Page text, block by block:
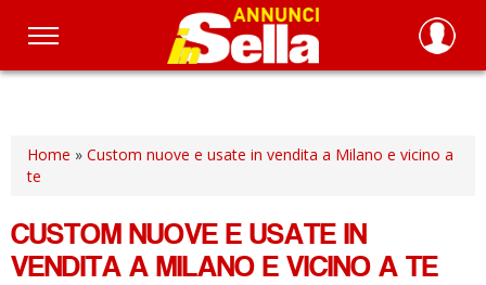
Salta
principale
Home » Custom nuove e usate in vendita a Milano e vicino a
te
CUSTOM NUOVE E USATE IN
VENDITA A MILANO E VICINO A TE